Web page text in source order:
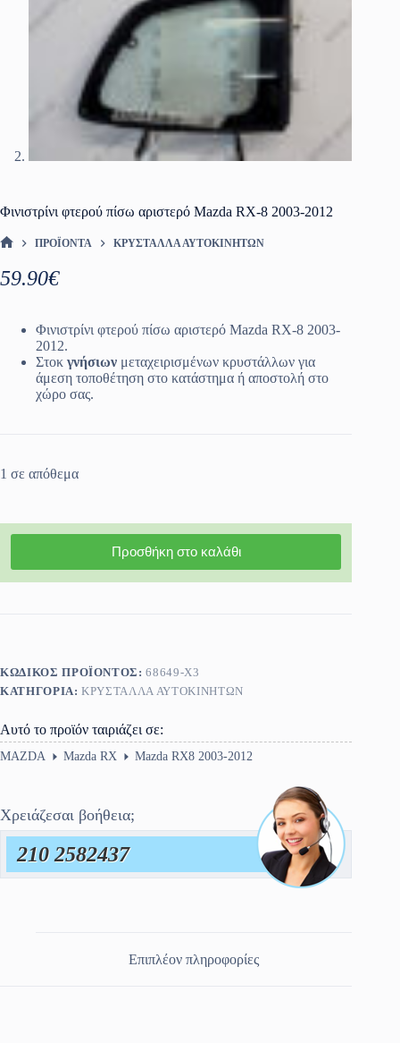
Φινιστρίνι φτερού πίσω αριστερό Mazda RX-8 2003-2012
ΠΡΟΪΌΝΤΑ ΚΡΎΣΤΑΛΛΑ ΑΥΤΟΚΙΝΉΤΩΝ
59.90€
Φινιστρίνι φτερού πίσω αριστερό Mazda RX-8 2003-
2012.
Στοκ γνήσιων μεταχειρισμένων κρυστάλλων για
άμεση τοποθέτηση στο κατάστημα ή αποστολή στο
χώρο σας.
1 σε απόθεμα
Προσθήκη στο καλάθι
ΚΩΔΙΚΌΣ ΠΡΟΪΌΝΤΟΣ:68649-X3
ΚΑΤΗΓΟΡΊΑ:ΚΡΎΣΤΑΛΛΑ ΑΥΤΟΚΙΝΉΤΩΝ
Αυτό το προϊόν ταιριάζει σε:
MAZDA Mazda RX Mazda RX8 2003-2012
Χρειάζεσαι βοήθεια;
210 2582437
Επιπλέον πληροφορίες